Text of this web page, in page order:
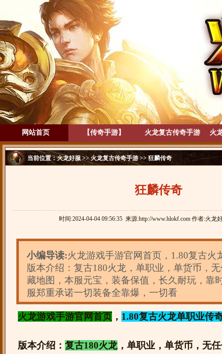
网站首页 【传奇手游】 火龙复古传奇手游 火
当前位置：火龙好服>>火龙复古传奇手游>> 狂麟传奇
狂麟传奇
时间:2024-04-04 09:56:35 来源:http://www.hlokf.com 作者:火龙
小编导读:火龙游戏手游官网首页，1.80复古火
版本介绍：复古180火龙，单职业，单货币，
藏地图，本服元宝，装备保值，长久耐玩，靠
服郑重承诺一切装备全靠爆，一切看
火龙游戏手游官网首页， 1.80复古火龙单职业传
版本介绍： 复古180火龙，单职业，单货币，无